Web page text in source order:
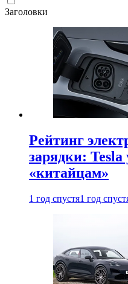
Заголовки
Рейтинг
зарядки: Tesla
«китайцам»
1 год спустя1 год